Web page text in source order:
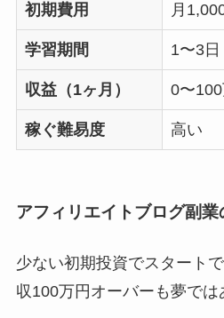
初期費用 月
学習期間 1〜3日
収益（1ヶ月） 0〜
稼ぐ難易度 高い
アフィリエイトブログ副業
少ない初期投資でスタート
収100万円オーバーも夢では